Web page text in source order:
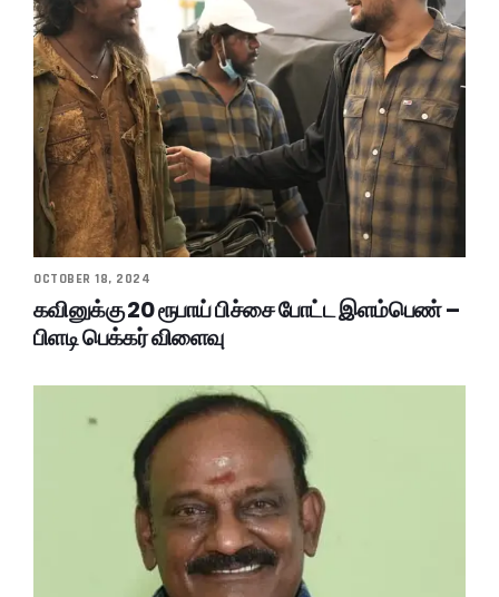
OCTOBER 18, 2024
கவினுக்கு 20 ரூபாய் பிச்சை போட்ட இளம்பெண் –
பிளடி பெக்கர் விளைவு